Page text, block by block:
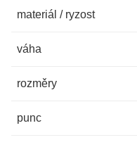
materiál / ryzost
váha
rozměry
punc